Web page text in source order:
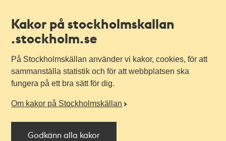
Kakor på stockholmskallan
.stockholm.se
På Stockholmskällan använder vi kakor, cookies, för att
sammanställa statistik och för att webbplatsen ska
fungera på ett bra sätt för dig.
Om kakor på Stockholmskällan
Godkänn alla kakor